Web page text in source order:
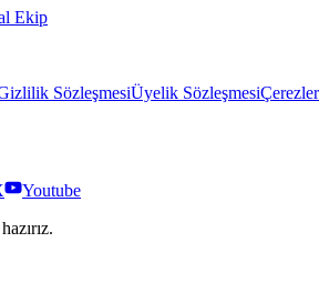
Ekip
SözleşmesiÜyelik Sözleşmesi
Youtube